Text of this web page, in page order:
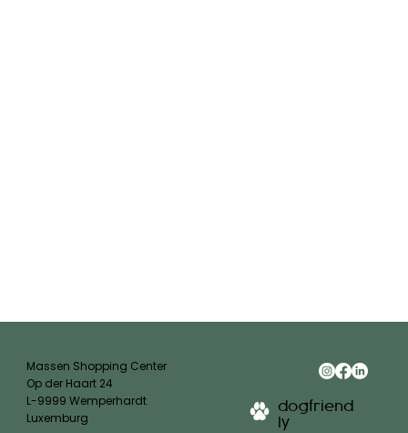
dogfriend
ly
Massen Shopping Center
Op der Haart 24
L-9999 Wemperhardt
Luxemburg